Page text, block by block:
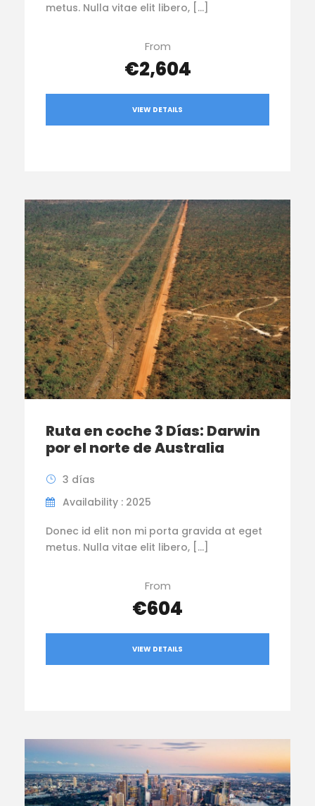
metus. Nulla vitae elit libero, […]
From
€2,604
VIEW DETAILS
Ruta en coche 3 Días: Darwin
por el norte de Australia
3 días
Availability : 2025
Donec id elit non mi porta gravida at eget
metus. Nulla vitae elit libero, […]
From
€604
VIEW DETAILS